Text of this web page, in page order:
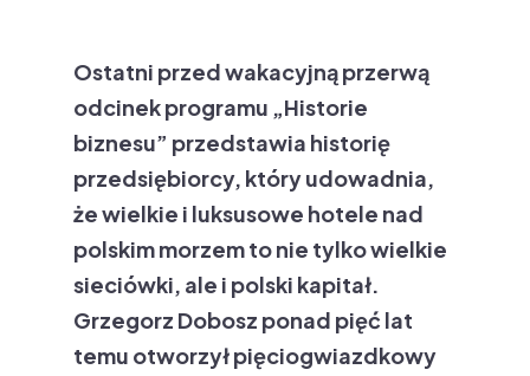
Ostatni przed wakacyjną przerwą
odcinek programu „Historie
biznesu” przedstawia historię
przedsiębiorcy, który udowadnia,
że wielkie i luksusowe hotele nad
polskim morzem to nie tylko wielkie
sieciówki, ale i polski kapitał.
Grzegorz Dobosz ponad pięć lat
temu otworzył pięciogwiazdkowy